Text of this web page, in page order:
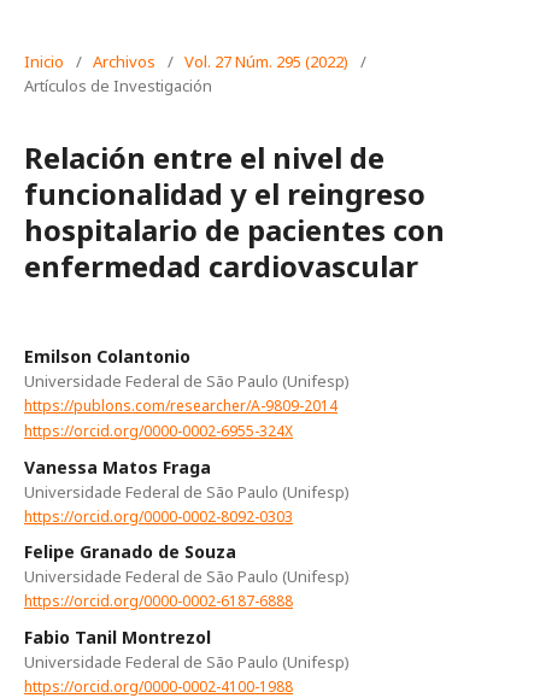
Inicio / Archivos / Vol. 27 Núm. 295 (2022)
/
Artículos de Investigación
Relación entre el nivel de
funcionalidad y el reingreso
hospitalario de pacientes con
enfermedad cardiovascular
Emilson Colantonio
Universidade Federal de São Paulo (Unifesp)
https://publons.com/researcher/A-9809-2014
https://orcid.org/0000-0002-6955-324X
Vanessa Matos Fraga
Universidade Federal de São Paulo (Unifesp)
https://orcid.org/0000-0002-8092-0303
Felipe Granado de Souza
Universidade Federal de São Paulo (Unifesp)
https://orcid.org/0000-0002-6187-6888
Fabio Tanil Montrezol
Universidade Federal de São Paulo (Unifesp)
https://orcid.org/0000-0002-4100-1988